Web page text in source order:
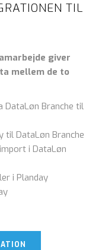
TIL
giver
mellem de to
Branche til
til DataLøn Branche
i DataLøn
i Planday